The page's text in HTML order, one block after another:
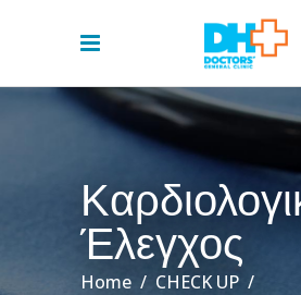
Έλεγχος
Home / CHECK UP /